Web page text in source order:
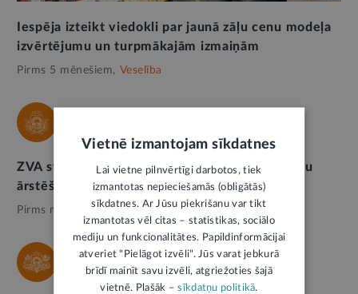
Iespēja izteikt viedokli par jaunā zāļu cenu modeļa
izvērtējumu un turpmākajām izmaiņām
Pirms 5 mēnešiem, Veselība
ZVA stiprina zāļu pieejamību, drošumu un jaunu
ārstēšanas iespēju attīstību Latvijā
Pirms mēneša, Veselība
VESELĪBAS MINISTRIJA
Vietnē izmantojam sīkdatnes
Lai vietne pilnvērtīgi darbotos, tiek
izmantotas nepieciešamās (obligātās)
sīkdatnes. Ar Jūsu piekrišanu var tikt
izmantotas vēl citas – statistikas, sociālo
mediju un funkcionalitātes. Papildinformācijai
atveriet "Pielāgot izvēli". Jūs varat jebkurā
brīdī mainīt savu izvēli, atgriežoties šajā
vietnē. Plašāk –sīkdatņu politikā.